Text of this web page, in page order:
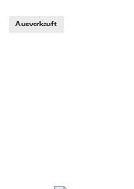
Ausverkauft